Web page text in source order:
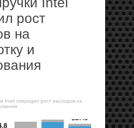
рост
на
и
Intel опередил рост расходов на